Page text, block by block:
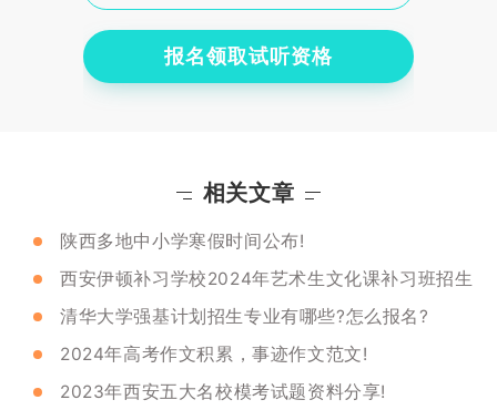
报名领取试听资格
相关文章
陕西多地中小学寒假时间公布!
西安伊顿补习学校2024年艺术生文化课补习班招生
清华大学强基计划招生专业有哪些?怎么报名?
2024年高考作文积累，事迹作文范文!
2023年西安五大名校模考试题资料分享!